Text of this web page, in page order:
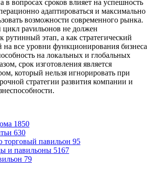
вопросах сроков влияет на успешность
адаптироваться и максимально
возможности современного рынка.
pavильонов не должен
рутинный этап, а как стратегический
все уровни функционирования бизнеса
на локальных и глобальных
срок изготовления является
который нельзя игнорировать при
стратегии развития компании и
1850
630
торговый павильон 95
и павильоны 5167
79